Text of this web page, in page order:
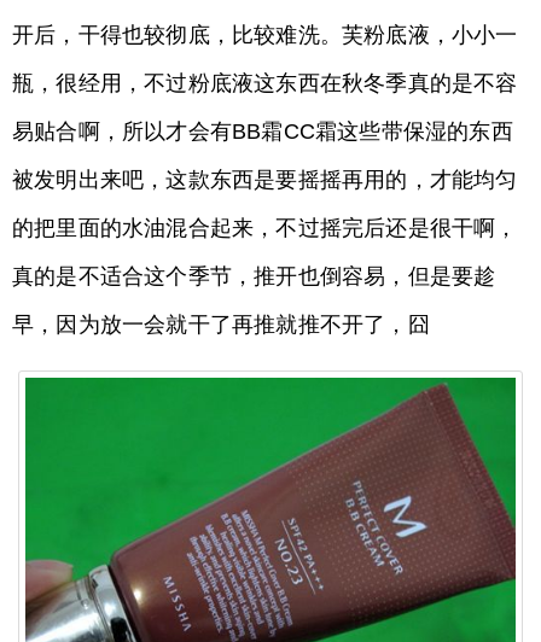
开后，干得也较彻底，比较难洗。芙粉底液，小小一
瓶，很经用，不过粉底液这东西在秋冬季真的是不容
易贴合啊，所以才会有BB霜CC霜这些带保湿的东西
被发明出来吧，这款东西是要摇摇再用的，才能均匀
的把里面的水油混合起来，不过摇完后还是很干啊，
真的是不适合这个季节，推开也倒容易，但是要趁
早，因为放一会就干了再推就推不开了，囧